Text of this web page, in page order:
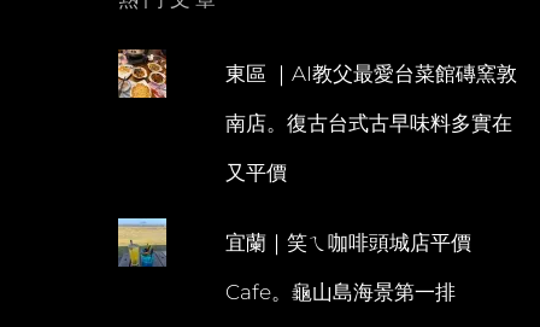
東區 ｜AI教父最愛台菜館磚窯敦
南店。復古台式古早味料多實在
又平價
宜蘭｜笑ㄟ咖啡頭城店平價
Cafe。龜山島海景第一排